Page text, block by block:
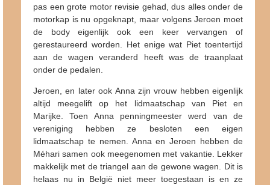
pas een grote motor revisie gehad, dus alles onder de
motorkap is nu opgeknapt, maar volgens Jeroen moet
de body eigenlijk ook een keer vervangen of
gerestaureerd worden. Het enige wat Piet toentertijd
aan de wagen veranderd heeft was de traanplaat
onder de pedalen.
Jeroen, en later ook Anna zijn vrouw hebben eigenlijk
altijd meegelift op het lidmaatschap van Piet en
Marijke. Toen Anna penningmeester werd van de
vereniging hebben ze besloten een eigen
lidmaatschap te nemen. Anna en Jeroen hebben de
Méhari samen ook meegenomen met vakantie. Lekker
makkelijk met de triangel aan de gewone wagen. Dit is
helaas nu in België niet meer toegestaan is en ze